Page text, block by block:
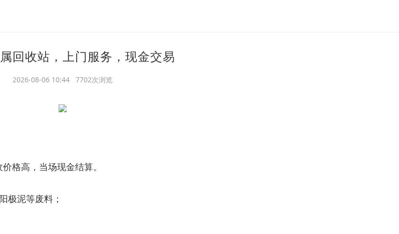
回收站，上门服务，现金交易
2026-08-06 10:44 7702次浏览
格高，当场现金结算。
极泥等废料；